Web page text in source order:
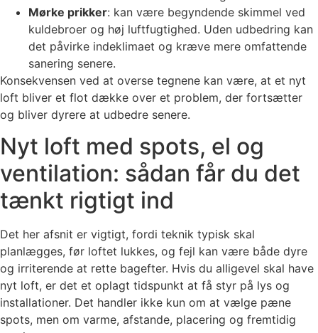
Mørke prikker: kan være begyndende skimmel ved
kuldebroer og høj luftfugtighed. Uden udbedring kan
det påvirke indeklimaet og kræve mere omfattende
sanering senere.
Konsekvensen ved at overse tegnene kan være, at et nyt
loft bliver et flot dække over et problem, der fortsætter
og bliver dyrere at udbedre senere.
Nyt loft med spots, el og
ventilation: sådan får du det
tænkt rigtigt ind
Det her afsnit er vigtigt, fordi teknik typisk skal
planlægges, før loftet lukkes, og fejl kan være både dyre
og irriterende at rette bagefter. Hvis du alligevel skal have
nyt loft, er det et oplagt tidspunkt at få styr på lys og
installationer. Det handler ikke kun om at vælge pæne
spots, men om varme, afstande, placering og fremtidig